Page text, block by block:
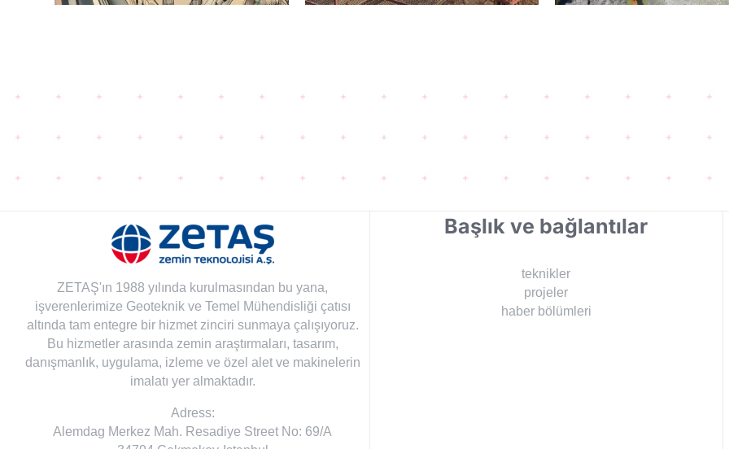
ZETAŞ'ın 1988 yılında kurulmasından bu yana,
işverenlerimize Geoteknik ve Temel Mühendisliği çatısı
altında tam entegre bir hizmet zinciri sunmaya çalışıyoruz.
Bu hizmetler arasında zemin araştırmaları, tasarım,
danışmanlık, uygulama, izleme ve özel alet ve makinelerin
imalatı yer almaktadır.
Adress:
Alemdag Merkez Mah. Resadiye Street No: 69/A
Başlık ve bağlantılar
teknikler
projeler
haber bölümleri